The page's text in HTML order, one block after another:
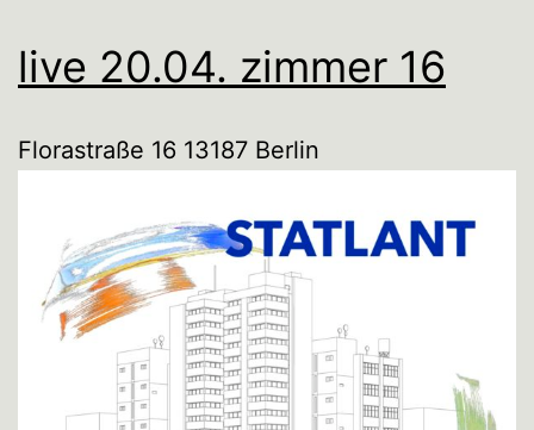
live 20.04. zimmer 16
Florastraße 16 13187 Berlin